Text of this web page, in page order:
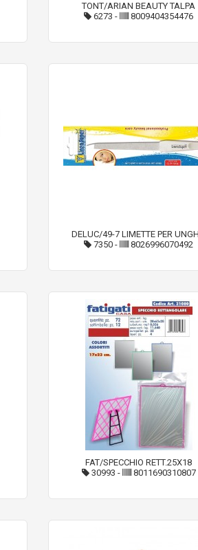
TONT/ARIAN BEAUTY TALPA
6273 - 8009404354476
DELUC/49-7 LIMETTE PER
7350 - 8026996070492
FAT/SPECCHIO RETT.25X18
30993 - 8011690310807